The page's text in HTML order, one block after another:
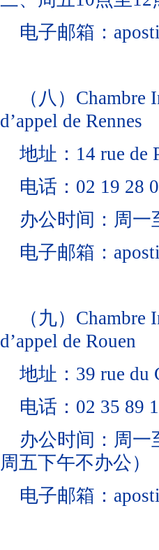
电子邮箱：
（八）Chambre
d’appel de Rennes
地址：14 rue de
电话：02 19 28
办公时间：周一
电子邮箱：
（九）Chambre
d’appel de Rouen
地址：39 rue du
电话：02 35 89
办公时间：周一
周五下午不办公）
电子邮箱：